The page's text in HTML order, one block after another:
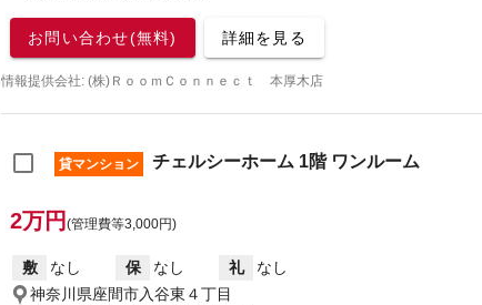
お問い合わせ(無料) 詳細を見る
情報提供会社: (株)ＲｏｏｍＣｏｎｎｅｃｔ 本厚木店
貸マンション チェルシーホーム 1階 ワンルーム
2万円 (管理費等3,000円)
敷 なし 保 なし 礼
なし
神奈川県座間市入谷東４丁目